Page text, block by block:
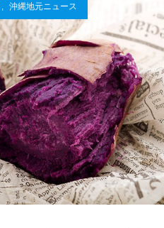
, 沖縄地元ニュース